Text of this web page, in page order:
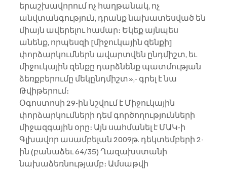
երաշխավորում ոչ հաղթանակ, ոչ
անվտանգություն, դրանք նախատեսված են
միայն ավերելու համար։ Եկեք այնպես
անենք, որպեսզի [միջուկային զենքի]
փորձարկումներն ավարտվեն ընդմիշտ, եւ
միջուկային զենքը դարձնենք պատմության
ձեռքբերումը մեկընդմիշտ»,- գրել է նա
Թվիթերում։
Օգոստոսի 29-ին նշվում է Միջուկային
փորձարկումների դեմ գործողությունների
միջազգային օրը։ Այն սահմանել է ՄԱԿ-ի
Գլխավոր ասամբելան 2009թ. դեկտեմբերի 2-
ին (բանաձեւ 64/35) Ղազախստանի
նախաձեռնությամբ։ Ամսաթվի